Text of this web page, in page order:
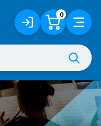
Anmelden
/
Registrieren
0 Menü